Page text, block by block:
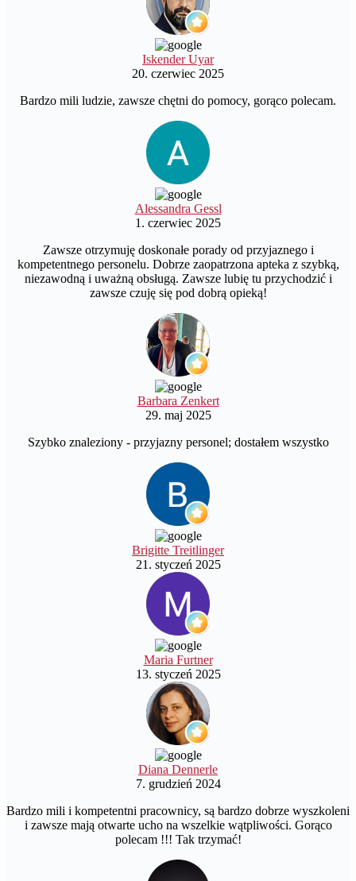
Iskender Uyar
20. czerwiec 2025
Bardzo mili ludzie, zawsze chętni do pomocy, gorąco polecam.
Alessandra Gessl
1. czerwiec 2025
Zawsze otrzymuję doskonałe porady od przyjaznego i
kompetentnego personelu. Dobrze zaopatrzona apteka z szybką,
niezawodną i uważną obsługą. Zawsze lubię tu przychodzić i
zawsze czuję się pod dobrą opieką!
Barbara Zenkert
29. maj 2025
Szybko znaleziony - przyjazny personel; dostałem wszystko
Brigitte Treitlinger
21. styczeń 2025
Maria Furtner
13. styczeń 2025
Diana Dennerle
7. grudzień 2024
Bardzo mili i kompetentni pracownicy, są bardzo dobrze wyszkoleni
i zawsze mają otwarte ucho na wszelkie wątpliwości. Gorąco
polecam !!! Tak trzymać!